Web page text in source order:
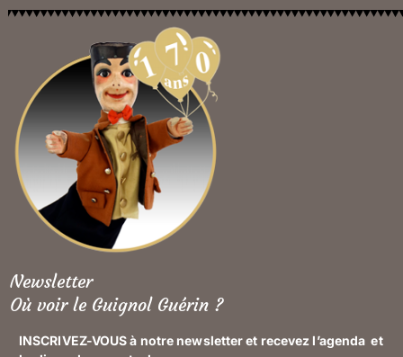
Newsletter
Où voir le Guignol Guérin ?
INSCRIVEZ-VOUS à notre newsletter et recevez l’agenda et